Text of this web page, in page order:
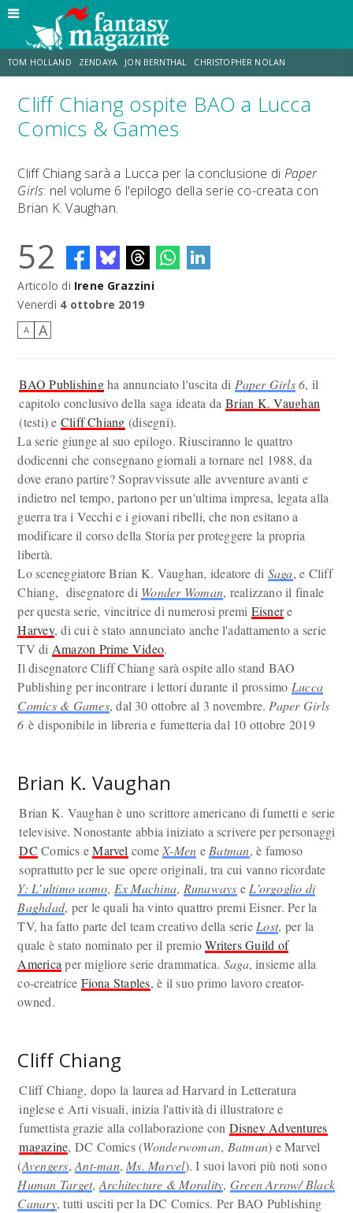
TOM HOLLAND ZENDAYA JON BERNTHAL CHRISTOPHER NOLAN
STRANIMONDI LUCCA COMICS & GAMES ODISSEA JACOB BATALON
Cliff Chiang ospite BAO a Lucca
Comics & Games
Cliff Chiang sarà a Lucca per la conclusione di Paper
Girls: nel volume 6 l'epilogo della serie co-creata con
Brian K. Vaughan.
52
Articolo di Irene Grazzini
Venerdì 4 ottobre 2019
A A
BAO Publishingha annunciato l'uscita di Paper Girls6, il
capitolo conclusivo della saga ideata daBrian K. Vaughan
(testi) e Cliff Chiang (disegni).
La serie giunge al suo epilogo. Riusciranno le quattro
dodicenni che consegnano giornali a tornare nel 1988, da
dove erano partire? Sopravvissute alle avventure avanti e
indietro nel tempo, partono per un'ultima impresa, legata alla
guerra tra i Vecchi e i giovani ribelli, che non esitano a
modificare il corso della Storia per proteggere la propria
libertà.
Lo sceneggiatore Brian K. Vaughan, ideatore di Saga, e Cliff
Chiang, disegnatore di Wonder Woman, realizzano il finale
per questa serie, vincitrice di numerosi premi Eisnere
Harvey, di cui è stato annunciato anche l'adattamento a serie
TV di Amazon Prime Video.
Il disegnatore Cliff Chiang sarà ospite allo stand BAO
Publishing per incontrare i lettori durante il prossimo Lucca
Comics & Games, dal 30 ottobre al 3 novembre. Paper Girls
6 è disponibile in libreria e fumetteria dal 10 ottobre 2019
Brian K. Vaughan
Brian K. Vaughan è uno scrittore americano di fumetti e serie
televisive. Nonostante abbia iniziato a scrivere per personaggi
DC Comics eMarvel come X-Men e Batman, è famoso
soprattutto per le sue opere originali, tra cui vanno ricordate
Y: L’ultimo uomo, Ex Machina, Runaways e L’orgoglio di
Baghdad, per le quali ha vinto quattro premi Eisner. Per la
TV, ha fatto parte del team creativo della serie Lost, per la
quale è stato nominato per il premioWriters Guild of
America per migliore serie drammatica. Saga, insieme alla
co-creatrice Fiona Staples, è il suo primo lavoro creator-
owned.
Cliff Chiang
Cliff Chiang, dopo la laurea ad Harvard in Letteratura
inglese e Arti visuali, inizia l'attività di illustratore e
fumettista grazie alla collaborazione con Disney Adventures
magazine, DC Comics (Wonderwoman, Batman) e Marvel
(Avengers,Ant-man, Ms. Marvel). I suoi lavori più noti sono
Human Target, Architecture & Morality, Green Arrow/ Black
Canary, tutti usciti per la DC Comics. Per BAO Publishing